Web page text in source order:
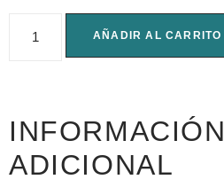
AÑADIR AL CARRITO
INFORMACIÓN
ADICIONAL